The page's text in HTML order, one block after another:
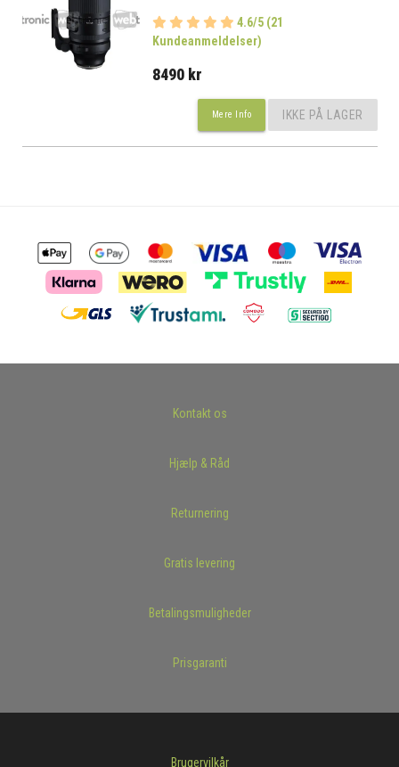
4.6/5 (21
Kundeanmeldelser)
8490 kr
Mere Info IKKE PÅ LAGER
Kontakt os
Hjælp & Råd
Returnering
Gratis levering
Betalingsmuligheder
Prisgaranti
Brugervilkår